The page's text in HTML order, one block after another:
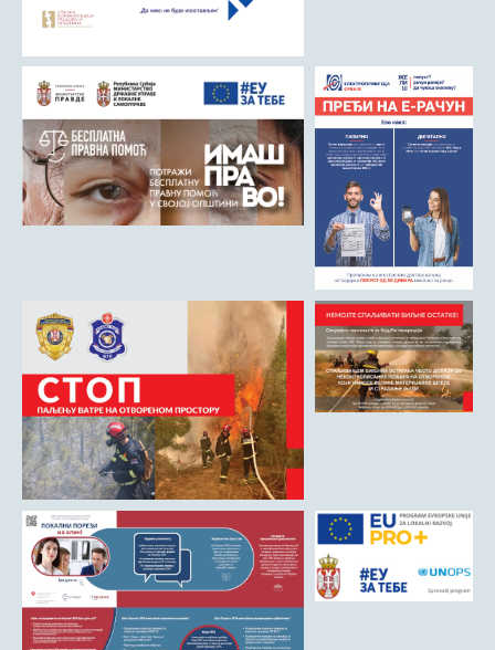
ВЕСТИ
Соко град
Римски мост
Кањон Трешњице
Мали и Велики град
Мачков камен
Црква Светог Преображења
Црква Св. апостола Петра и Павла
Црква брвнара у Доњој Оровици
Дрина
Врхпоље - Етно село
Бобија
КОНТАКТ
Општина Љубовија
Установе од јавног значаја
АКТИ
Матична служба